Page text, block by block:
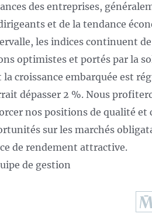
des entreprises,
et de la tendance
les indices continuent
optimistes et portés par la
la croissance embarquée est
dépasser 2 %. Nous
nos positions de qualité et
sur les marchés
de rendement attractive.
de gestion